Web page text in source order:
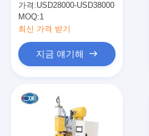
가격:USD28000-USD38000
MOQ:1
최신 가격 받기
지금 얘기해